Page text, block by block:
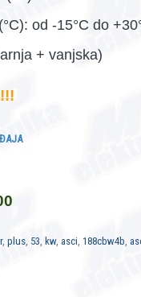
od -15°C do
+ vanjska)
, plus 53 kw, asci 188cbw4b